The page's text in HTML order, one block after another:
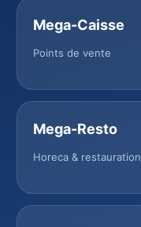
Mega-Caisse
Points de vente
Mega-Resto
Horeca & restauration